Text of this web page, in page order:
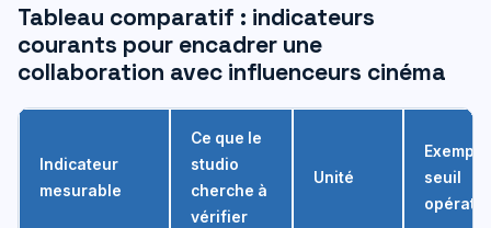
Tableau comparatif : indicateurs
courants pour encadrer une
collaboration avec influenceurs cinéma
Indicateur
mesurable
Ce que le
studio
cherche à
vérifier
Unité
seuil